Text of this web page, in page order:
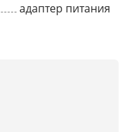
адаптер питания